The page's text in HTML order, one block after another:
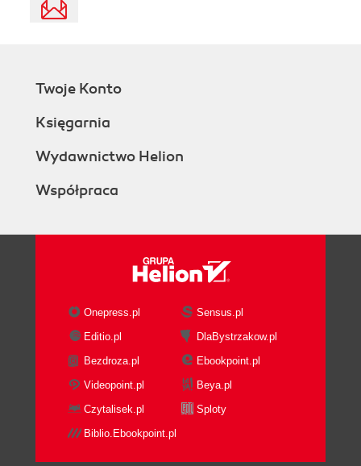
Twoje Konto
Księgarnia
Wydawnictwo Helion
Współpraca
Onepress.pl
Sensus.pl
Editio.pl
DlaBystrzakow.pl
Bezdroza.pl
Ebookpoint.pl
Videopoint.pl
Beya.pl
Czytalisek.pl
Sploty
Biblio.Ebookpoint.pl